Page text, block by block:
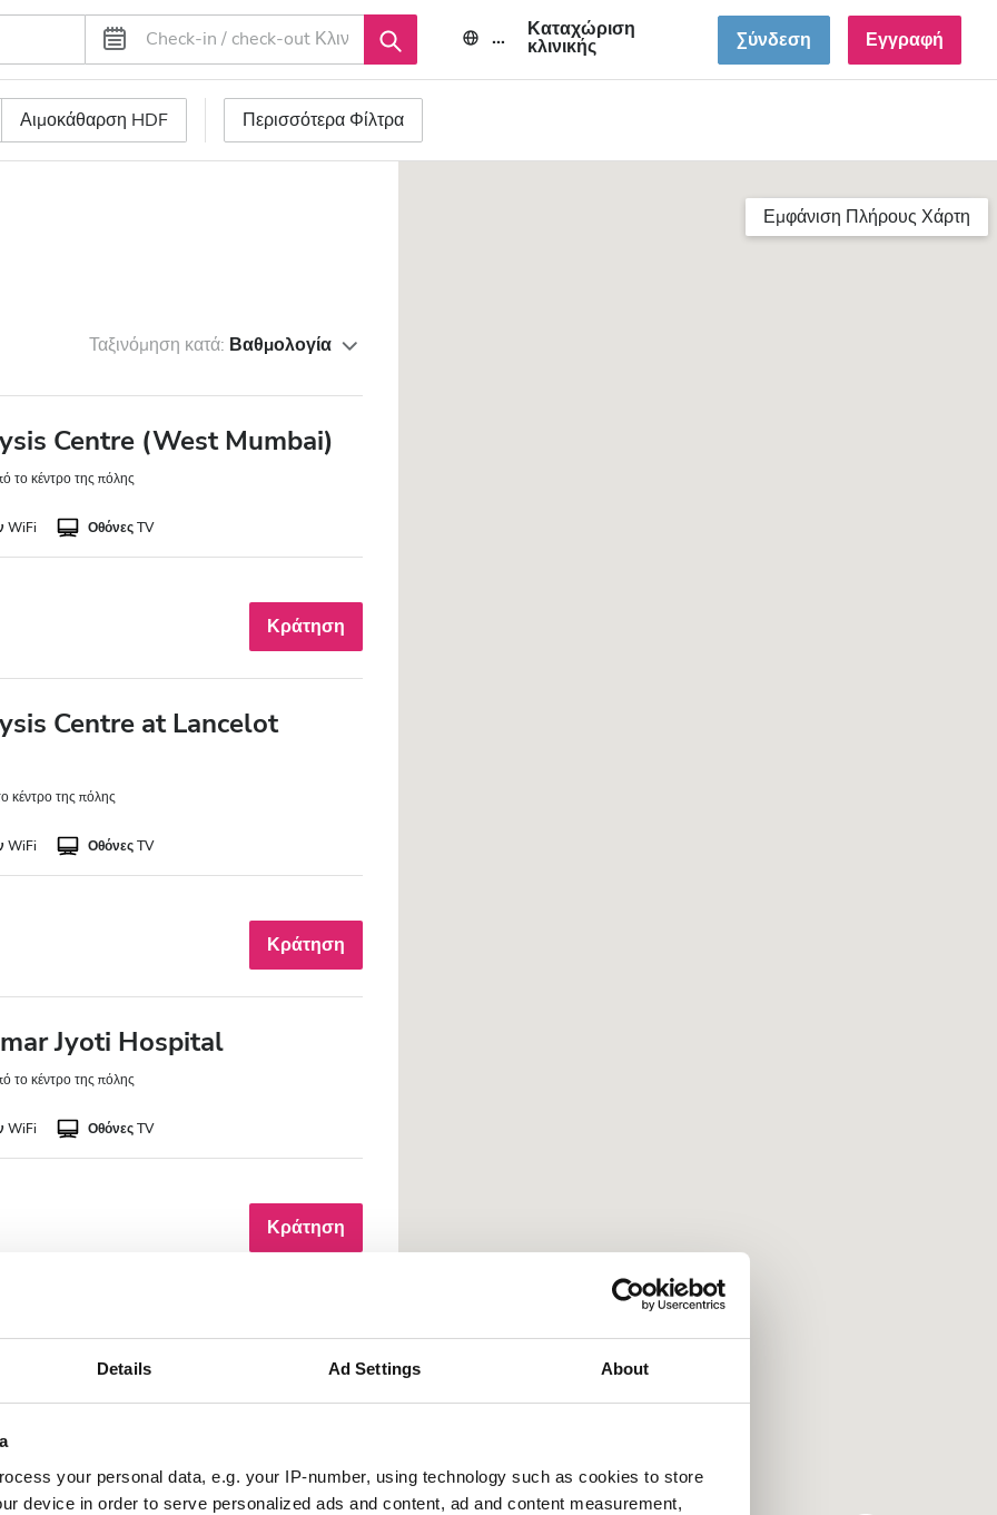
Details Ad Settings About
your personal data, e.g. your IP-number, using technology such as cookies to store
device in order to serve personalized ads and content, ad and content measurement,
GR Καταχώριση
κλινικής Σύνδεση Εγγραφή
Αιμοκάθαρση HDF Περισσότερα Φίλτρα
Ταξινόμηση κατά: Βαθμολογία
Centre (West Mumbai)
το κέντρο της πόλης
WiFi Οθόνες TV
Κράτηση
Centre at Lancelot
κέντρο της πόλης
WiFi Οθόνες TV
Κράτηση
Jyoti Hospital
το κέντρο της πόλης
WiFi Οθόνες TV
Κράτηση
Hitwardhak Mandal
κέντρο της πόλης
Εμφάνιση Πλήρους Χάρτη